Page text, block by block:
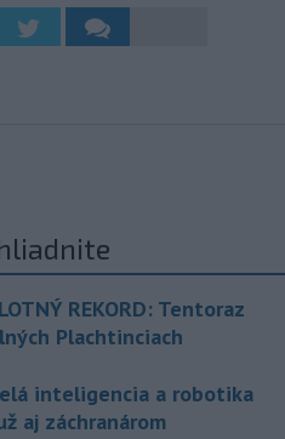
REKORD: Tentoraz
Plachtinciach
inteligencia a robotika
aj záchranárom